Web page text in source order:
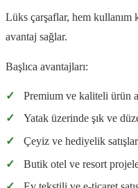
Lüks çarşaflar, hem kullanım
avantaj sağlar.
Başlıca avantajları:
✓
Premium ve kaliteli ürün
✓
Yatak üzerinde şık ve
✓
Çeyiz ve hediyelik
✓
Butik otel ve resort